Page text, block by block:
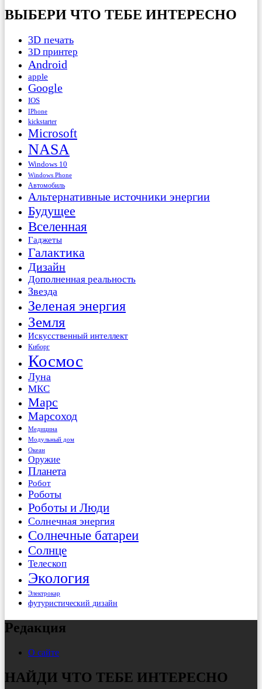
ВЫБЕРИ ЧТО ТЕБЕ ИНТЕРЕСНО
3D печать
3D принтер
Android
apple
Google
IOS
IPhone
kickstarter
Microsoft
NASA
Windows 10
Windows Phone
Автомобиль
Альтернативные источники энергии
Будущее
Вселенная
Гаджеты
Галактика
Дизайн
Дополненная реальность
Звезда
Зеленая энергия
Земля
Искусственный интеллект
Киборг
Космос
Луна
МКС
Марс
Марсоход
Медицина
Модульный дом
Океан
Оружие
Планета
Робот
Роботы
Роботы и Люди
Солнечная энергия
Солнечные батареи
Солнце
Телескоп
Экология
Электрокар
футуристический дизайн
Редакция
О сайте
НАЙДИ ЧТО ТЕБЕ ИНТЕРЕСНО